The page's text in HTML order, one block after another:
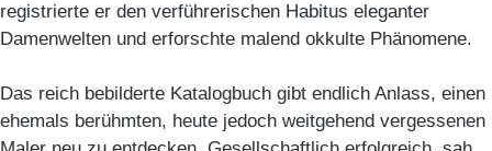
registrierte er den verführerischen Habitus eleganter
Damenwelten und erforschte malend okkulte Phänomene.
Das reich bebilderte Katalogbuch gibt endlich Anlass, einen
ehemals berühmten, heute jedoch weitgehend vergessenen